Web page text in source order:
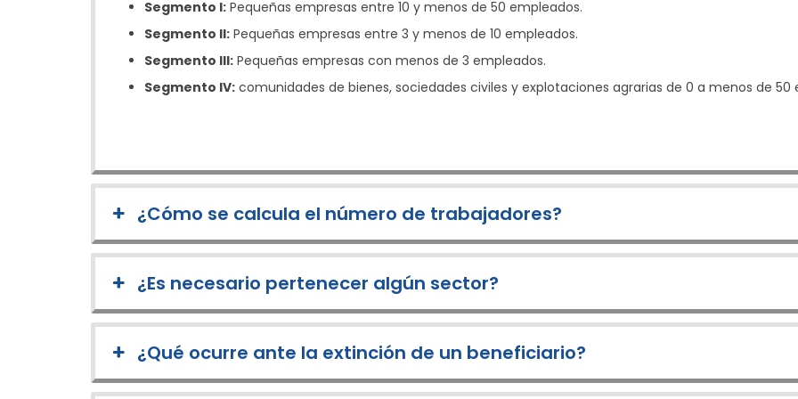
Segmento I: Pequeñas empresas entre 10 y menos de 50 empleados.
Segmento II: Pequeñas empresas entre 3 y menos de 10 empleados.
Segmento III: Pequeñas empresas con menos de 3 empleados.
Segmento IV: comunidades de bienes, sociedades civiles y explotaciones agrarias de 0 a menos de 50
¿Cómo se calcula el número de trabajadores?
¿Es necesario pertenecer algún sector?
¿Qué ocurre ante la extinción de un beneficiario?